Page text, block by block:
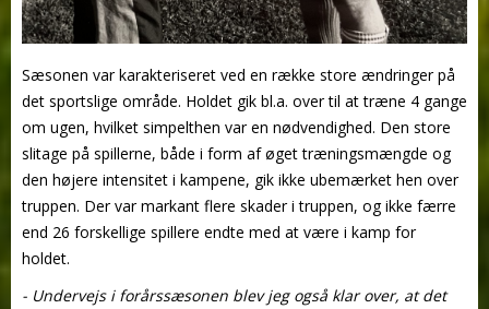
Sæsonen var karakteriseret ved en række store ændringer på
det sportslige område. Holdet gik bl.a. over til at træne 4 gange
om ugen, hvilket simpelthen var en nødvendighed. Den store
slitage på spillerne, både i form af øget træningsmængde og
den højere intensitet i kampene, gik ikke ubemærket hen over
truppen. Der var markant flere skader i truppen, og ikke færre
end 26 forskellige spillere endte med at være i kamp for
holdet.
- Undervejs i forårssæsonen blev jeg også klar over, at det